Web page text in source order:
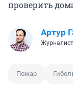
проверить
Артур
Пожар